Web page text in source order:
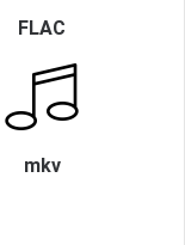
FLAC
mkv